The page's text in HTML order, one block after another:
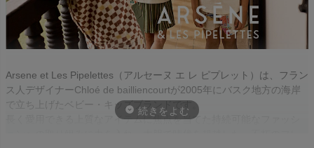
Arsene et Les Pipelettes（アルセーヌ エ レ ピプレット）は、フラン
ス人デザイナーChloé de bailliencourtが2005年にバスク地方の海岸
で立ち上げたベビー・キッズブランドです。
長く愛用できる上質なアイテムに焦点を当てた持続可能なファッシ